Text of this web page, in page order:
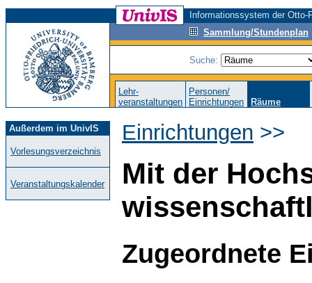
Informationssystem der
Sammlung/Stundenplan
Suche:
Lehr-
veranstaltungen
Personen/
Einrichtungen
Räume
Außerdem im UnivIS
Vorlesungsverzeichnis
Veranstaltungskalender
Einrichtungen >>
Mit der
Zugeordnete